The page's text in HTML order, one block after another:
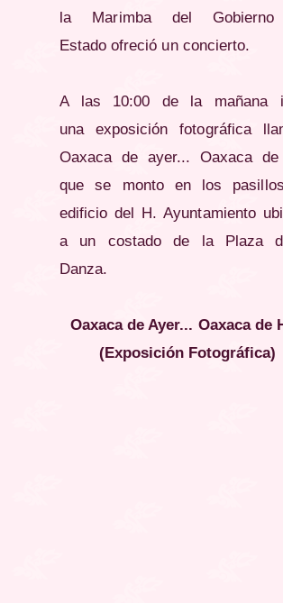
la Marimba del
Estadoofreció un concierto.
A las 10:00 de la mañana
una exposición fotográfica
Oaxaca de ayer... Oaxaca
que se monto en los
edificio del H. Ayuntamiento
a un costado de la Plaza
Danza.
Oaxaca de Ayer... Oaxaca de
(Exposición Fotográfica)